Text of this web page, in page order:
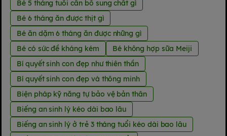
Bé 5 tháng tuổi cần bổ sung chất gì
Bé 6 tháng ăn được thịt gì
Bé ăn dặm 6 tháng ăn được những gì
Bé có sức đề kháng kém
Bé không hợp sữa Meiji
Bí quyết sinh con đẹp như thiên thần
Bí quyết sinh con đẹp và thông minh
Biện pháp kỹ năng tự bảo vệ bản thân
Biếng an sinh lý kéo dài bao lâu
Biếng an sinh lý ở trẻ 3 tháng tuổi kéo dài bao lâu